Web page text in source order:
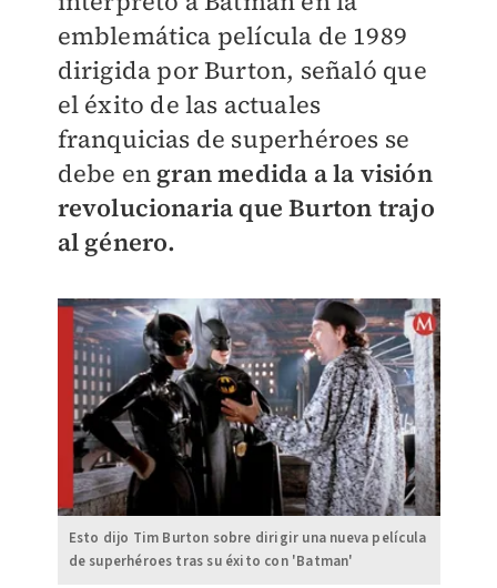
emblemática película de 1989
dirigida por Burton, señaló que
el éxito de las actuales
franquicias de superhéroes se
debe en gran medida a la visión
revolucionaria que Burton trajo
al género.
Esto dijo Tim Burton sobre dirigir una nueva película
de superhéroes tras su éxito con 'Batman'